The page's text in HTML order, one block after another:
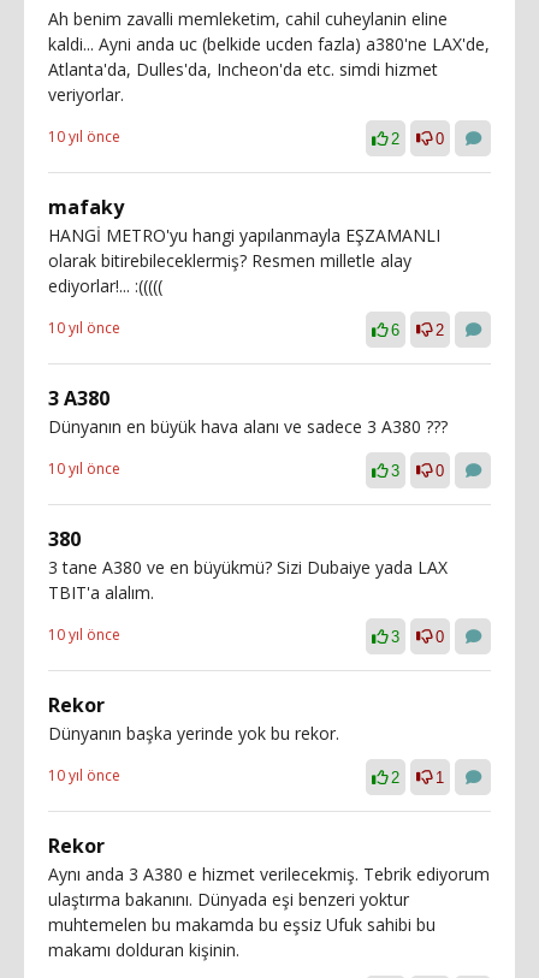
Ah benim zavalli memleketim, cahil cuheylanin eline
kaldi... Ayni anda uc (belkide ucden fazla) a380'ne LAX'de,
Atlanta'da, Dulles'da, Incheon'da etc. simdi hizmet
veriyorlar.
10 yıl önce 2 0
mafaky
HANGİ METRO'yu hangi yapılanmayla EŞZAMANLI
olarak bitirebileceklermiş? Resmen milletle alay
ediyorlar!... :(((((
10 yıl önce 6 2
3 A380
Dünyanın en büyük hava alanı ve sadece 3 A380 ???
10 yıl önce 3 0
380
3 tane A380 ve en büyükmü? Sizi Dubaiye yada LAX
TBIT'a alalım.
10 yıl önce 3 0
Rekor
Dünyanın başka yerinde yok bu rekor.
10 yıl önce 2 1
Rekor
Aynı anda 3 A380 e hizmet verilecekmiş. Tebrik ediyorum
ulaştırma bakanını. Dünyada eşi benzeri yoktur
muhtemelen bu makamda bu eşsiz Ufuk sahibi bu
makamı dolduran kişinin.